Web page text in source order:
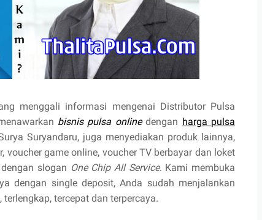
menggali informasi mengenai Distributor Pulsa
bisnis pulsa onlinedengan harga pulsa
Suryandaru, juga menyediakan produk lainnya,
voucher game online, voucher TV berbayar dan loket
slogan One Chip All Service. Kami membuka
dengan single deposit, Anda sudah menjalankan
tercepat dan terpercaya.